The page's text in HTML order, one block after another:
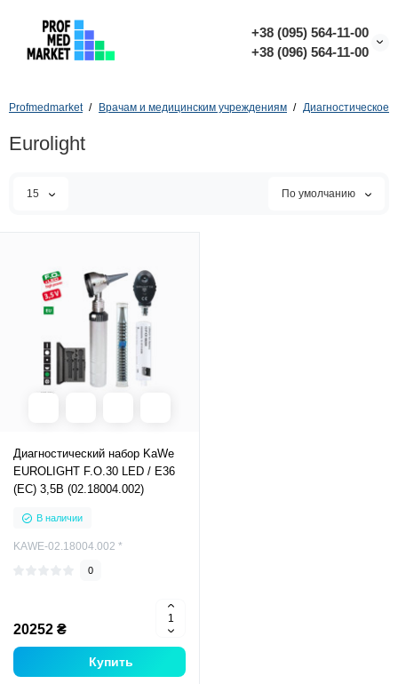
+38 (095) 564-11-00
+38 (096) 564-11-00
Profmedmarket Врачам и медицинским учреждениям Диагностическое
Eurolight
15 По умолчанию
Диагностический набор KaWe
EUROLIGHT F.O.30 LED / E36
(EС) 3,5В (02.18004.002)
В наличии
KAWE-02.18004.002 *
0
20252 ₴
Купить